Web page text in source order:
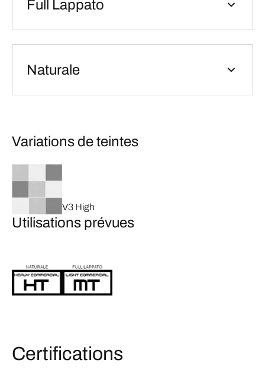
Full Lappato
Naturale
Variations de teintes
V3 High
Utilisations prévues
Certifications